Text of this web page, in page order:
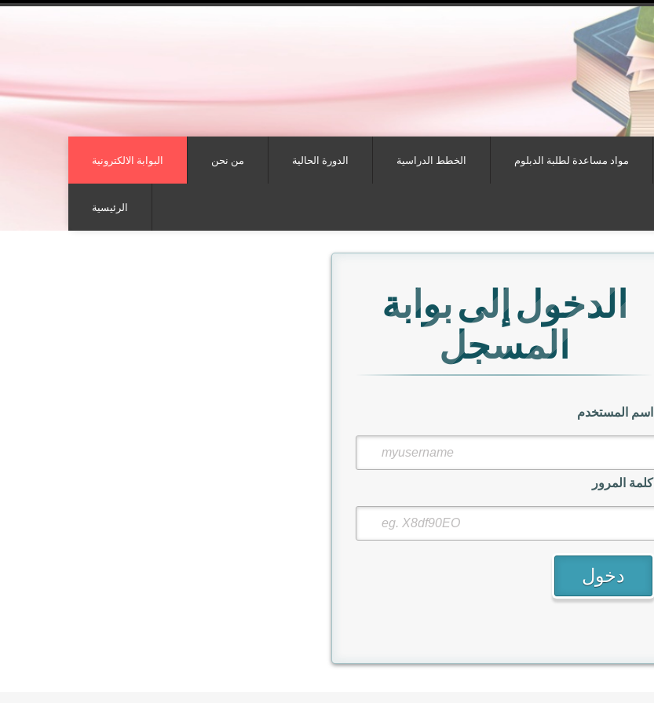
البوابة الالكترونية من نحن الدورة الحالية الخطط الدراسية مواد مساعدة لطلبة الدبلوم
الرئيسية
الدخول إلى بوابة
المسجل
اسم المستخدم
كلمة المرور